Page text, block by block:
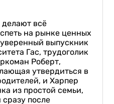
всё
на рынке ценных
выпускник
Гас, трудоголик
Роберт,
утвердиться в
и Харпер
из простой семьи,
после